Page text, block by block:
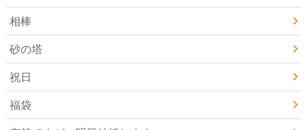
相棒
砂の塔
祝日
福袋